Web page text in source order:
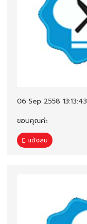
06 Sep 2558 13:13:43
ขอบคุณค่ะ
แจ้งลบ